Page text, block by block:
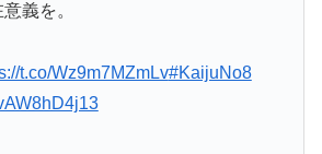
義を。
t.co/Wz9m7MZmLv#KaijuNo8